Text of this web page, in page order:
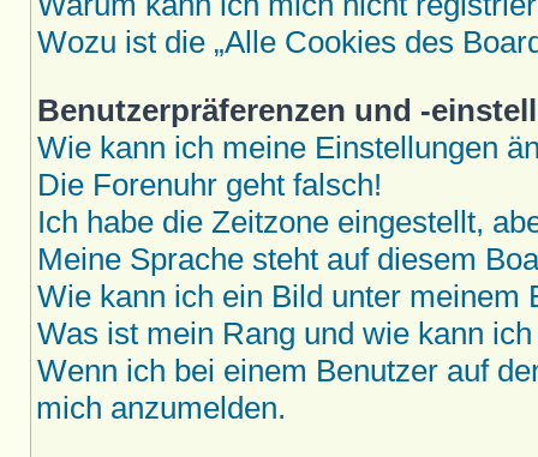
Wozu ist die „Alle Cookies des
Benutzerpräferenzen und -
Wie kann ich meine Einstellungen
Die Forenuhr geht falsch!
Ich habe die Zeitzone eingestellt,
Meine Sprache steht auf diesem
Wie kann ich ein Bild unter meinem
Was ist mein Rang und wie kann
Wenn ich bei einem Benutzer auf
mich anzumelden.